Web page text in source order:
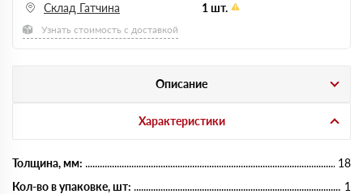
Склад Гатчина
1 шт.
Узнать стоимость с доставкой
Описание
Характеристики
Толщина, мм:
18
Кол-во в упаковке, шт:
1